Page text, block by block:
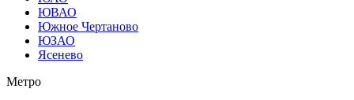
ЮВАО
Южное Чертаново
ЮЗАО
Ясенево
Метро